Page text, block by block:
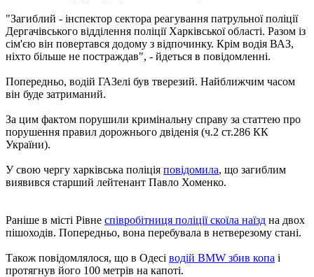
"Загиблий - інспектор сектора реагування патрульної поліції
Дергачівського відділення поліції Харківської області. Разом із
сім'єю він повертався додому з відпочинку. Крім водія ВАЗ,
ніхто більше не постраждав", - йдеться в повідомленні.
Попередньо, водій ГАЗелі був тверезий. Найближчим часом
він буде затриманий.
За цим фактом порушили кримінальну справу за статтею про
порушення правил дорожнього двіденія (ч.2 ст.286 КК
України).
У свою чергу харківська поліція повідомила, що загиблим
виявився старший лейтенант Павло Хоменко.
Раніше в місті Рівне співробітниця поліції скоїла наїзд на двох
пішоходів. Попередньо, вона перебувала в нетверезому стані.
Також повідомлялося, що в Одесі водій BMW збив копа і
протягнув його 100 метрів на капоті.